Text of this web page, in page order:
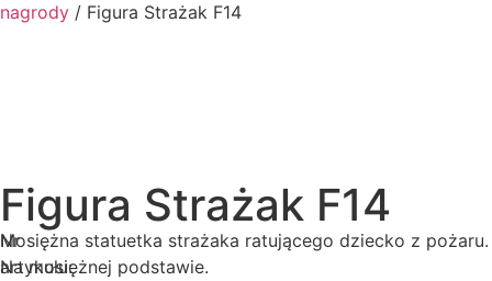
nagrody / Figura Strażak F14
Figura Strażak F14
Nr
artykułu:
Mosiężna statuetka strażaka ratującego dziecko z pożaru.
Na mosiężnej podstawie.